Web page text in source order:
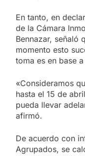
En tanto, en
de la Cámara
Bennazar, señaló
momento esto
toma es en base
«Consideramos
hasta el 15 de
pueda llevar
afirmó.
De acuerdo con
Agrupados, se